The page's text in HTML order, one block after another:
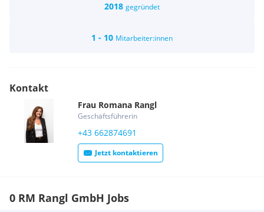
Angenehmes Betriebsklima
Parkplatz
professionelle Einschulung
Weiterbildungen
Erfolgsprämien
2018 gegründet
1 - 10 Mitarbeiter:innen
Kontakt
Frau Romana Rangl
Geschäftsführerin
+43 662874691
Jetzt kontaktieren
0 RM Rangl GmbH Jobs